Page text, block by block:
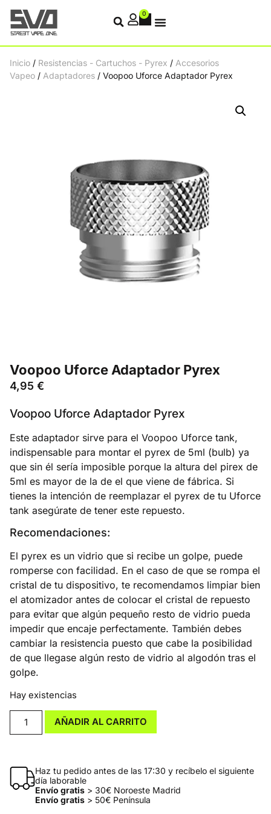
0
Inicio / Resistencias - Cartuchos - Pyrex / Accesorios
Vapeo / Adaptadores / Voopoo Uforce Adaptador Pyrex
Voopoo Uforce Adaptador Pyrex
4,95 €
Voopoo Uforce Adaptador Pyrex
Este adaptador sirve para el Voopoo Uforce tank,
indispensable para montar el pyrex de 5ml (bulb) ya
que sin él sería imposible porque la altura del pirex de
5ml es mayor de la de el que viene de fábrica. Si
tienes la intención de reemplazar el pyrex de tu Uforce
tank asegúrate de tener este repuesto.
Recomendaciones:
El pyrex es un vidrio que si recibe un golpe, puede
romperse con facilidad. En el caso de que se rompa el
cristal de tu dispositivo, te recomendamos limpiar bien
el atomizador antes de colocar el cristal de repuesto
para evitar que algún pequeño resto de vidrio pueda
impedir que encaje perfectamente. También debes
cambiar la resistencia puesto que cabe la posibilidad
de que llegase algún resto de vidrio al algodón tras el
golpe.
Hay existencias
AÑADIR AL CARRITO
Haz tu pedido antes de las 17:30 y recíbelo el siguiente
día laborable
Envío gratis> 30€ Noroeste Madrid
Envío gratis> 50€ Península